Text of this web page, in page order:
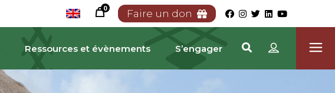
0 Faire un don
Ressources et évènements S’engager